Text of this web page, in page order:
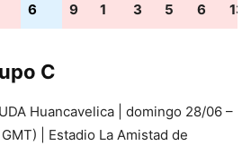
6 9 1 3 5 6 13
C
Huancavelica | domingo 28/06 –
| Estadio La Amistad de